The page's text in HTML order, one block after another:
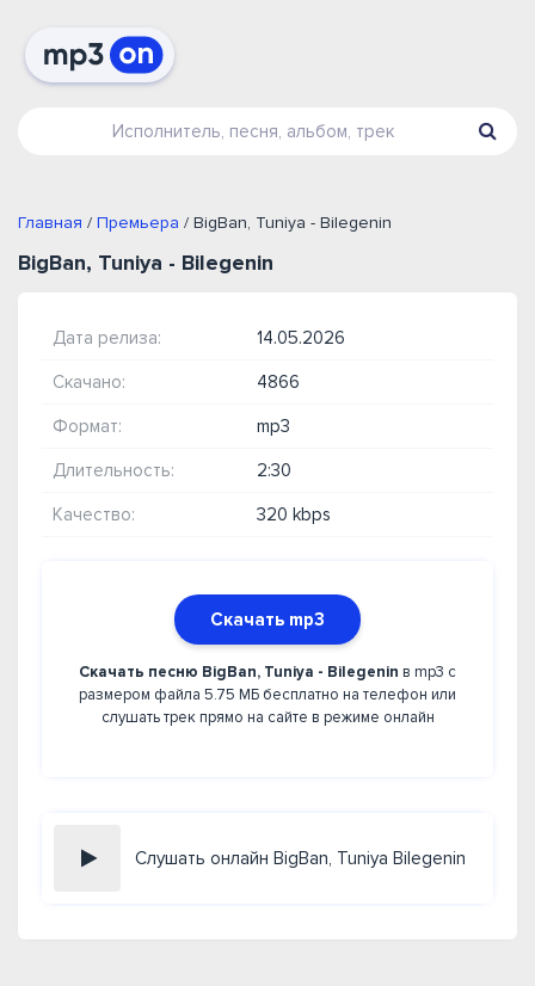
Главная / Премьера / BigBan, Tuniya - Bilegenin
BigBan, Tuniya - Bilegenin
Дата релиза: 14.05.2026
Скачано: 4866
Формат: mp3
Длительность: 2:30
Качество: 320 kbps
Скачать mp3
Скачать песню BigBan, Tuniya - Bilegenin в mp3 с
размером файла 5.75 МБ бесплатно на телефон или
слушать трек прямо на сайте в режиме онлайн
Слушать онлайн BigBan, Tuniya Bilegenin